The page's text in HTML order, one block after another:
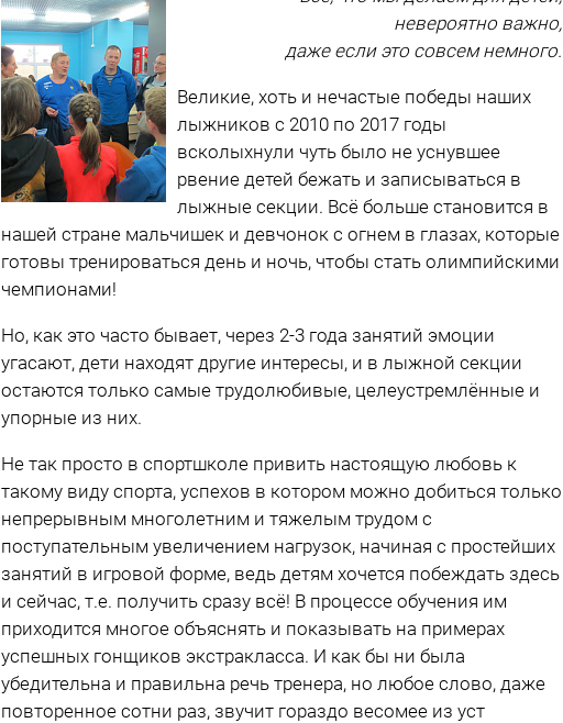
невероятно важно,
даже если это совсем немного.
Великие, хоть и нечастые победы наших
лыжников с 2010 по 2017 годы
всколыхнули чуть было не уснувшее
рвение детей бежать и записываться в
лыжные секции. Всё больше становится в
нашей стране мальчишек и девчонок с огнем в глазах, которые
готовы тренироваться день и ночь, чтобы стать олимпийскими
чемпионами!
Но, как это часто бывает, через 2-3 года занятий эмоции
угасают, дети находят другие интересы, и в лыжной секции
остаются только самые трудолюбивые, целеустремлённые и
упорные из них.
Не так просто в спортшколе привить настоящую любовь к
такому виду спорта, успехов в котором можно добиться только
непрерывным многолетним и тяжелым трудом с
поступательным увеличением нагрузок, начиная с простейших
занятий в игровой форме, ведь детям хочется побеждать здесь
и сейчас, т.е. получить сразу всё! В процессе обучения им
приходится многое объяснять и показывать на примерах
успешных гонщиков экстракласса. И как бы ни была
убедительна и правильна речь тренера, но любое слово, даже
повторенное сотни раз, звучит гораздо весомее из уст